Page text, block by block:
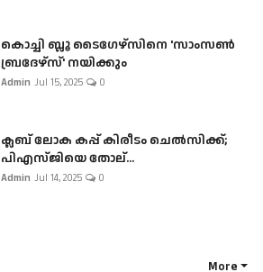
കൊച്ചി ബ്ലൂ ടൈഗേഴ്സിനെ 'സാംസൺ
ബ്രദേഴ്സ്' നയിക്കും
Admin Jul 15, 2025 0
ക്ലബ് ലോക കപ്പ് കിരീടം ചെല്‍സിക്ക്;
പിഎസ്ജിയെ തോല്...
Admin Jul 14, 2025 0
More